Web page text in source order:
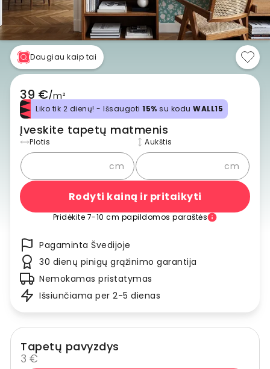
Daugiau kaip tai
39 €/m²
Liko tik 2 dienų! - Išsaugoti 15% su kodu WALL15
Įveskite tapetų matmenis
Plotis
cm
Aukštis
cm
Rodyti kainą ir pritaikyti
Pridėkite 7-10 cm papildomos paraštės
Pagaminta Švedijoje
30 dienų pinigų grąžinimo garantija
Nemokamas pristatymas
Išsiunčiama per 2-5 dienas
Tapetų pavyzdys
3 €